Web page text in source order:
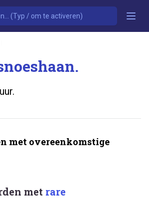
met overeenkomstige
met rare